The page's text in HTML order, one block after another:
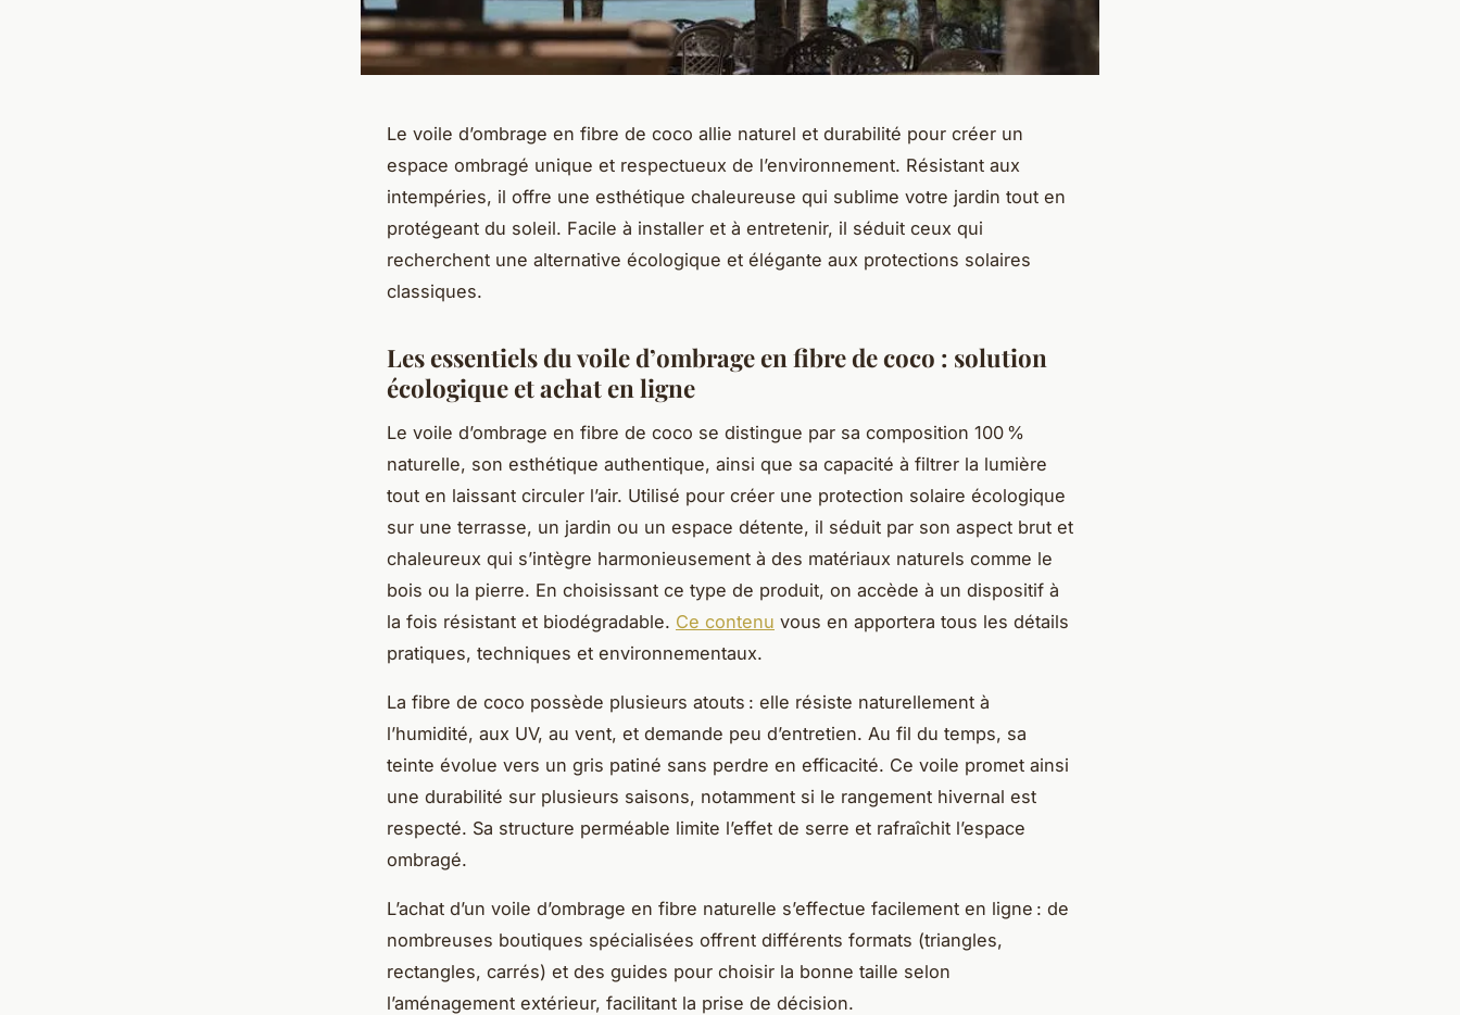
Le voile d’ombrage en fibre de coco allie naturel et durabilité pour créer un
espace ombragé unique et respectueux de l’environnement. Résistant aux
intempéries, il offre une esthétique chaleureuse qui sublime votre jardin tout en
protégeant du soleil. Facile à installer et à entretenir, il séduit ceux qui
recherchent une alternative écologique et élégante aux protections solaires
classiques.
Les essentiels du voile d’ombrage en fibre de coco : solution
écologique et achat en ligne
Le voile d’ombrage en fibre de coco se distingue par sa composition 100 %
naturelle, son esthétique authentique, ainsi que sa capacité à filtrer la lumière
tout en laissant circuler l’air. Utilisé pour créer une protection solaire écologique
sur une terrasse, un jardin ou un espace détente, il séduit par son aspect brut et
chaleureux qui s’intègre harmonieusement à des matériaux naturels comme le
bois ou la pierre. En choisissant ce type de produit, on accède à un dispositif à
la fois résistant et biodégradable. Ce contenu vous en apportera tous les détails
pratiques, techniques et environnementaux.
La fibre de coco possède plusieurs atouts : elle résiste naturellement à
l’humidité, aux UV, au vent, et demande peu d’entretien. Au fil du temps, sa
teinte évolue vers un gris patiné sans perdre en efficacité. Ce voile promet ainsi
une durabilité sur plusieurs saisons, notamment si le rangement hivernal est
respecté. Sa structure perméable limite l’effet de serre et rafraîchit l’espace
ombragé.
L’achat d’un voile d’ombrage en fibre naturelle s’effectue facilement en ligne : de
nombreuses boutiques spécialisées offrent différents formats (triangles,
rectangles, carrés) et des guides pour choisir la bonne taille selon
l’aménagement extérieur, facilitant la prise de décision.